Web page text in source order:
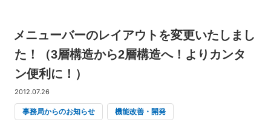
メニューバーのレイアウトを変更いたしまし
た！（3層構造から2層構造へ！よりカンタ
ン便利に！）
2012.07.26
事務局からのお知らせ 機能改善・開発